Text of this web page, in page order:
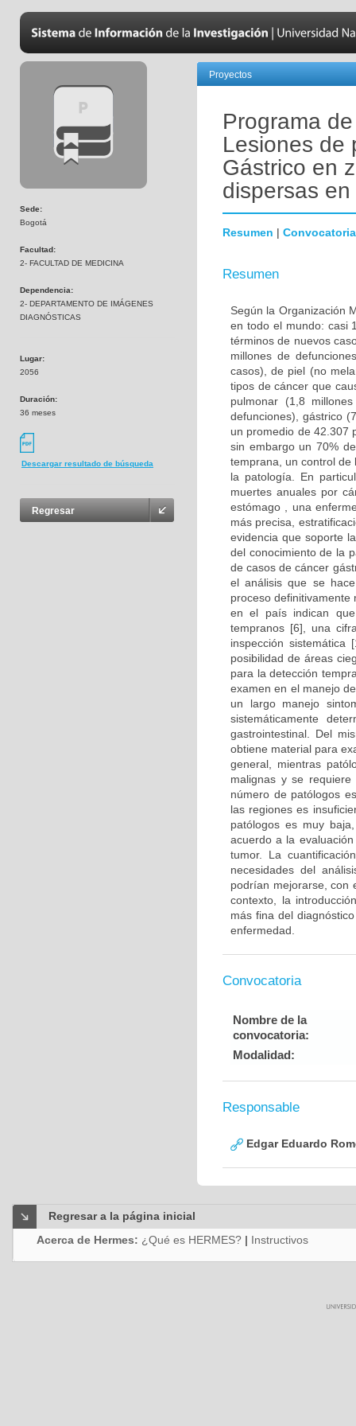
Sede:
Bogotá
Facultad:
2- FACULTAD DE MEDICINA
Dependencia:
2- DEPARTAMENTO DE IMÁGENES
DIAGNÓSTICAS
Lugar:
2056
Duración:
36 meses
Descargar resultado de búsqueda
Regresar
Proyectos
Programa
Lesiones de
Gástrico en
dispersas
Resumen | Convocatoria
Resumen
Según la Organización
en todo el mundo: casi
términos de nuevos
millones de
casos), de piel (no
tipos de cáncer que
pulmonar (1,8
defunciones), gástrico
un promedio de 42.307
sin embargo un 70%
temprana, un control
la patología. En
muertes anuales por
estómago , una
más precisa,
evidencia que soporte
del conocimiento de la
de casos de cáncer
el análisis que se
proceso definitivamente
en el país indican
tempranos [6], una
inspección
posibilidad de áreas
para la detección
examen en el manejo
un largo manejo
sistemáticamente
gastrointestinal. Del
obtiene material para
general, mientras
malignas y se
número de patólogos
las regiones es
patólogos es muy
acuerdo a la
tumor. La
necesidades del
podrían mejorarse, con
contexto, la
más fina del
enfermedad.
Convocatoria
Nombre de la
convocatoria:
Modalidad:
Responsable
Edgar Eduardo
Regresar a la página inicial
Acerca de Hermes: ¿Qué es HERMES? | Instructivos